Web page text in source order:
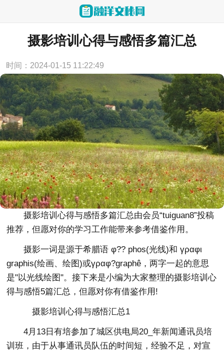
当前位置： 首页 > 心得体会
摄影培训心得与感悟多篇汇总
时间：2024-01-15 11:22:49
摄影培训心得与感悟多篇汇总由会员“tuiguan8”投稿
推荐，但愿对你的学习工作能带来参考借鉴作用。
摄影一词是源于希腊语 φ?? phos(光线)和 γραφι
graphis(绘画、绘图)或γραφ?graphê，两字一起的意思
是"以光线绘图"。接下来是小编为大家整理的摄影培训心
得与感悟5篇汇总，但愿对你有借鉴作用!
摄影培训心得与感悟汇总1
4月13日有培参加了城区供电局20_年新闻通讯员培
训班，由于从事通讯员队伍的时间短，经验不足，对宣